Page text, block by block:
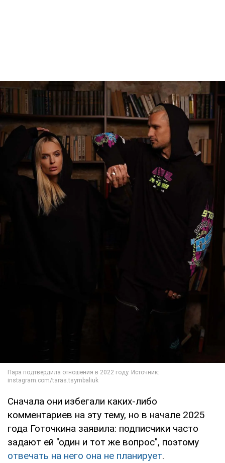
Сначала они избегали каких-либо
комментариев на эту тему, но в начале 2025
года Готочкина заявила: подписчики часто
задают ей "один и тот же вопрос", поэтому
отвечать на него она не планирует.